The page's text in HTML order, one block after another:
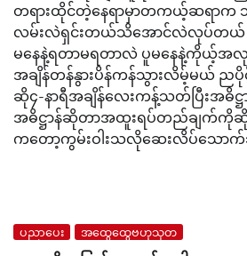
တရားထိုင်တဲ့နေရာမှာတကယ့်ဆရာ
လမ်းလဲရှင်းတယ်သိအောင်လဲလုပ်တယ်
မနေနဲ့ရတာမရတာလဲ ပူမနေနဲ့ကိုယ့်အ
အချိန်တန်နွားပိန်ကန်သွားလိမ့်မယ် ညပို
ဆို၄-နာရီအချိန်လေးကန့်သတ်ပြီးအဓိဋ္ဌာ
အဓိဋ္ဌာန်ဆိုတာအထူးရပ်တည်ချက်ကိုဆို
ကတော့ကွမ်းဝါးသလိုဆေးလိပ်သော
ပညာပေး အထွေထွေဗဟုသုတ